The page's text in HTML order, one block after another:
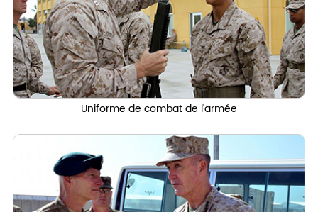
Uniforme de combat de l'armée